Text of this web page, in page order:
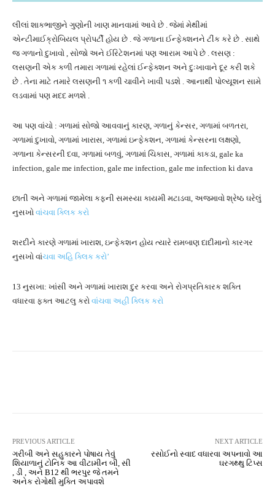
લીલાં શાકભાજીને ગુણોની ખાણ માનવામાં આવે છે . જેમાં મેથીમાં
એન્ટીમાઈક્રોબિયલ પ્રોપર્ટી હોય છે . જે ગળાના ઈન્ફેક્શનને ટીંક કરે છે . સાથે
જ ગળાનો દુખાવો , સોજો અને ઈરિટેશનમાં પણ આરામ આપે છે . લસણ :
લસણની એક કળી તમારા ગળામાં રહેલાં ઈન્ફેક્શન અને દુઃખાવાને દૂર કરી શકે
છે . તેના માટે તમારે લસણની ૧ કળી ચાવીને ખાવી પડશે . આનાથી પોલ્યૂશન સામે
લડવામાં પણ મદદ મળશે .
આ પણ વાંચો : ગળામાં સોજો આવવાનું કારણ, ગળાનું કેન્સર, ગળામાં બળતરા,
ગળામાં દુખાવો, ગળામાં ખારાસ, ગળામાં ઇન્ફેકશન, ગળામાં કેન્સરના લક્ષણો,
ગળાના કેન્સરની દવા, ગળામાં બળવું, ગળામાં ચિકાસ, ગળામાં કાકડા, gale ka
infection, gale me infection, gale me infection, gale me infection ki dava
છાતી અને ગળામાં જામેલા કફની સમસ્યા કાયમી મટાડવા, અજમાવો શ્રેષ્ઠ ઘરેલું
નુસખો વાંચવા ક્લિક કરો
શરદીને કારણે ગળામાં ખારાશ, ઇન્ફેકશન હોય ત્યારે રામબાણ દાદીમાનો કારગર
નુસખો વાંચવા અહિ ક્લિક કરો’
13 નુસખા: ખાંસી અને ગળામાં ખારાશ દુર કરવા અને રોગપ્રતિકારક શક્તિ
વધારવા ફક્ત આટલુ કરો વાંચવા અહી ક્લિક કરો
PREVIOUS ARTICLE
ગરીબી અને સહુકારને પોષાય તેવું
શિયાળાનું ટોનિક આ વીટામીન બી, સી
, ડી , અને B12 થી ભરપુર જે તમને
અનેક રોગોથી મુક્તિ અપાવશે
NEXT ARTICLE
રસોઈનો સ્વાદ વધારવા અપનાવો આ
ઘરગથ્થુ ટિપ્સ